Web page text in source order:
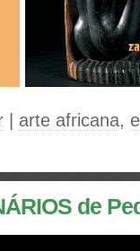
arte africana,
de